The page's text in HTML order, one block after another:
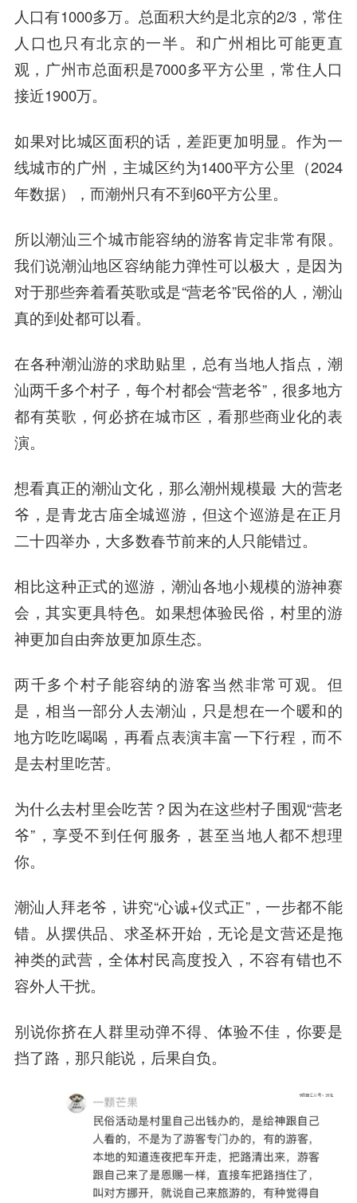
人口有1000多万。总面积大约是北京的2/3，常住
人口也只有北京的一半。和广州相比可能更直
观，广州市总面积是7000多平方公里，常住人口
接近1900万。
如果对比城区面积的话，差距更加明显。作为一
线城市的广州，主城区约为1400平方公里（2024
年数据），而潮州只有不到60平方公里。
所以潮汕三个城市能容纳的游客肯定非常有限。
我们说潮汕地区容纳能力弹性可以极大，是因为
对于那些奔着看英歌或是“营老爷”民俗的人，潮汕
真的到处都可以看。
在各种潮汕游的求助贴里，总有当地人指点，潮
汕两千多个村子，每个村都会“营老爷”，很多地方
都有英歌，何必挤在城市区，看那些商业化的表
演。
想看真正的潮汕文化，那么潮州规模最 大的营老
爷，是青龙古庙全城巡游，但这个巡游是在正月
二十四举办，大多数春节前来的人只能错过。
相比这种正式的巡游，潮汕各地小规模的游神赛
会，其实更具特色。如果想体验民俗，村里的游
神更加自由奔放更加原生态。
两千多个村子能容纳的游客当然非常可观。但
是，相当一部分人去潮汕，只是想在一个暖和的
地方吃吃喝喝，再看点表演丰富一下行程，而不
是去村里吃苦。
为什么去村里会吃苦？因为在这些村子围观“营老
爷”，享受不到任何服务，甚至当地人都不想理
你。
潮汕人拜老爷，讲究“心诚+仪式正”，一步都不能
错。从摆供品、求圣杯开始，无论是文营还是拖
神类的武营，全体村民高度投入，不容有错也不
容外人干扰。
别说你挤在人群里动弹不得、体验不佳，你要是
挡了路，那只能说，后果自负。